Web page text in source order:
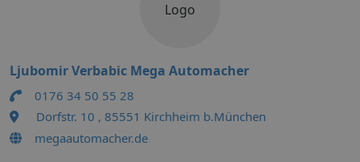
Logo
Ljubomir Verbabic Mega Automacher
0176 34 50 55 28
Dorfstr. 10 , 85551 Kirchheim b.München
megaautomacher.de